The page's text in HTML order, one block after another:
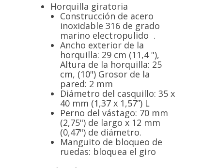
Horquilla giratoria
Construcción de acero
inoxidable 316 de grado
marino electropulido .
Ancho exterior de la
horquilla: 29 cm (11,4 "),
Altura de la horquilla: 25
cm, (10") Grosor de la
pared: 2 mm
Diámetro del casquillo: 35 x
40 mm (1,37 x 1,57”) L
Perno del vástago: 70 mm
(2,75") de largo x 12 mm
(0,47") de diámetro.
Manguito de bloqueo de
ruedas: bloquea el giro